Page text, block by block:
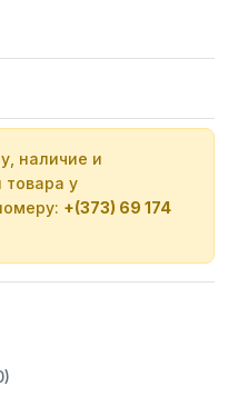
наличие и
товара у
+(373) 69 174